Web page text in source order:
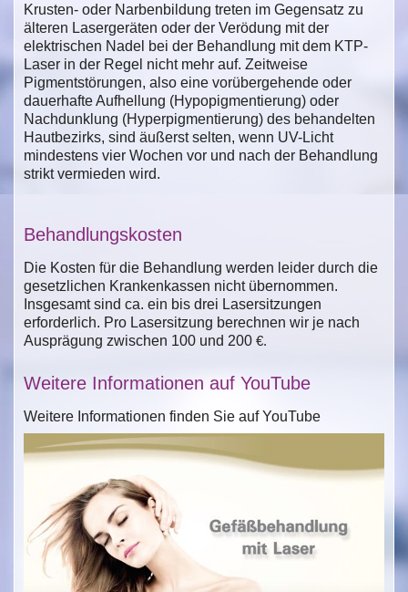
Krusten- oder Narbenbildung treten im Gegensatz zu
älteren Lasergeräten oder der Verödung mit der
elektrischen Nadel bei der Behandlung mit dem KTP-
Laser in der Regel nicht mehr auf. Zeitweise
Pigmentstörungen, also eine vorübergehende oder
dauerhafte Aufhellung (Hypopigmentierung) oder
Nachdunklung (Hyperpigmentierung) des behandelten
Hautbezirks, sind äußerst selten, wenn UV-Licht
mindestens vier Wochen vor und nach der Behandlung
strikt vermieden wird.
Behandlungskosten
Die Kosten für die Behandlung werden leider durch die
gesetzlichen Krankenkassen nicht übernommen.
Insgesamt sind ca. ein bis drei Lasersitzungen
erforderlich. Pro Lasersitzung berechnen wir je nach
Ausprägung zwischen 100 und 200 €.
Weitere Informationen auf YouTube
Weitere Informationen finden Sie auf YouTube